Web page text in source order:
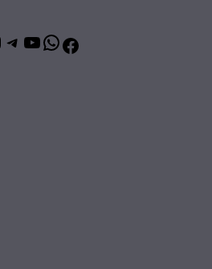
Instagram
Telegram
YouTube
WhatsApp